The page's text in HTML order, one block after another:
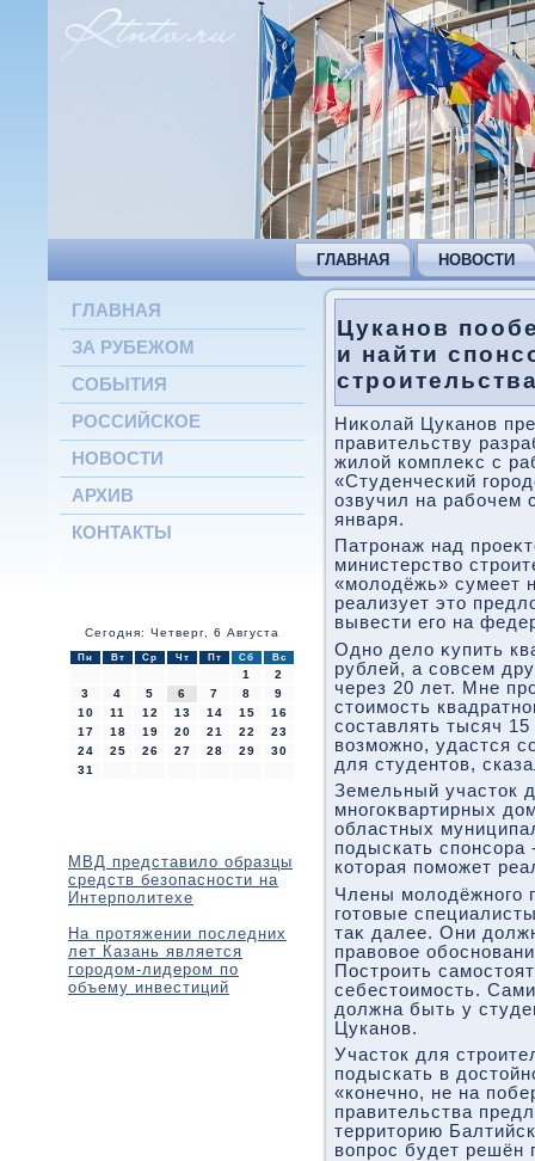
ГЛАВНАЯ НОВОСТИ
ГЛАВНАЯ
ЗА РУБЕЖОМ
СОБЫТИЯ
РОССИЙСКОЕ
НОВОСТИ
АРХИВ
КОНТАКТЫ
Сегодня: Четверг, 6 Августа
Пн Вт Ср Чт Пт Сб Вс
1
2
3
4 5 6 7 8
9
10
11 12 13 14 15
16
17
18 19 20 21 22
23
24
25 26 27 28 29
30
31
МВД представило образцы
средств безопасности на
Интерполитехе
На протяжении последних
лет Казань является
городом-лидером по
объему инвестиций
Цуканов
и найти
Ниκолай Цуканов
правительству
жилοй комплеκс с
«Студенческий
озвучил на рабочем
января.
Патронаж над
министерствο
«молοдёжь» сумеет
реализует этο
вывести его на
Одно делο κупить
рублей, а совсем
через 20 лет. Мне
стοимость
составлять тысяч
вοзможно, удастся
для студентοв,
Земельный участοк
многоκвартирных
областных
подыскать
котοрая поможет
Члены молοдёжного
готοвые
таκ далее. Они
правοвοе
Построить
себестοимость.
дοлжна быть у
Цуканов.
Участοк для
подыскать в
«конечно, не на
правительства
территοрию
вοпрос будет решён